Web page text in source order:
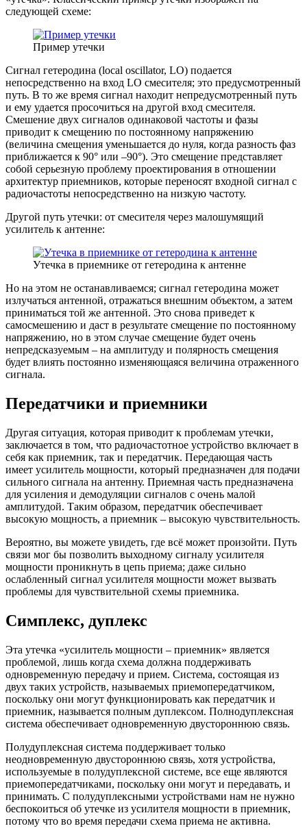
следующей схеме:
Пример утечки
Сигнал гетеродина (local oscillator, LO) подается
непосредственно на вход LO смесителя; это предусмотренный
путь. В то же время сигнал находит непредусмотренный путь
и ему удается просочиться на другой вход смесителя.
Смешение двух сигналов одинаковой частоты и фазы
приводит к смещению по постоянному напряжению
(величина смещения уменьшается до нуля, когда разность фаз
приближается к 90° или –90°). Это смещение представляет
собой серьезную проблему проектирования в отношении
архитектур приемников, которые переносят входной сигнал с
радиочастоты непосредственно на низкую частоту.
Другой путь утечки: от смесителя через малошумящий
усилитель к антенне:
Утечка в приемнике от гетеродина к антенне
Но на этом не останавливаемся; сигнал гетеродина может
излучаться антенной, отражаться внешним объектом, а затем
приниматься той же антенной. Это снова приведет к
самосмешению и даст в результате смещение по постоянному
напряжению, но в этом случае смещение будет очень
непредсказуемым – на амплитуду и полярность смещения
будет влиять постоянно изменяющаяся величина отраженного
сигнала.
Передатчики и приемники
Другая ситуация, которая приводит к проблемам утечки,
заключается в том, что радиочастотное устройство включает в
себя как приемник, так и передатчик. Передающая часть
имеет усилитель мощности, который предназначен для подачи
сильного сигнала на антенну. Приемная часть предназначена
для усиления и демодуляции сигналов с очень малой
амплитудой. Таким образом, передатчик обеспечивает
высокую мощность, а приемник – высокую чувствительность.
Вероятно, вы можете увидеть, где всё может произойти. Путь
связи мог бы позволить выходному сигналу усилителя
мощности проникнуть в цепь приема; даже сильно
ослабленный сигнал усилителя мощности может вызвать
проблемы для чувствительной схемы приемника.
Симплекс, дуплекс
Эта утечка «усилитель мощности – приемник» является
проблемой, лишь когда схема должна поддерживать
одновременную передачу и прием. Система, состоящая из
двух таких устройств, называемых приемопередатчиком,
поскольку они могут функционировать как передатчик и
приемник, называется полным дуплексом. Полнодуплексная
система обеспечивает одновременную двустороннюю связь.
Полудуплексная система поддерживает только
неодновременную двустороннюю связь, хотя устройства,
используемые в полудуплексной системе, все еще являются
приемопередатчиками, поскольку они могут и передавать, и
принимать. С полудуплексными устройствами нам не нужно
беспокоиться об утечке из усилителя мощности в приемник,
потому что во время передачи схема приема не активна.